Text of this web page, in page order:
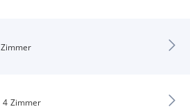
Zimmer
4 Zimmer